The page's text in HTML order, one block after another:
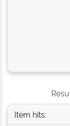
Item hits: